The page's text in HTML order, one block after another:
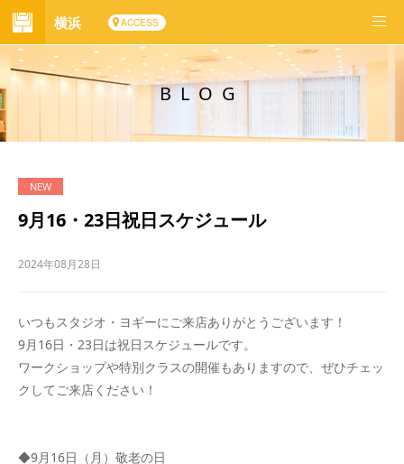
横浜 ACCESS
BLOG
9月16・23日祝日スケジュール
2024年08月28日
いつもスタジオ・ヨギーにご来店ありがとうございます！
9月16日・23日は祝日スケジュールです。
ワークショップや特別クラスの開催もありますので、ぜひチェッ
クしてご来店ください！
◆9月16日（月）敬老の日